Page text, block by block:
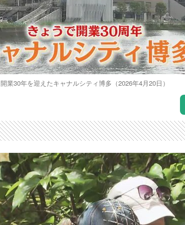
開業30年を迎えたキャナルシティ博多（2026年4月20日）